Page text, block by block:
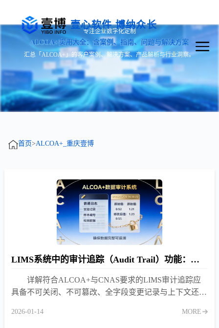
壹心软件 博纳众长
专注企业数字化定制
ALCOA+实用大全：含案例、指南、问题与解决方案
汇总「ALCOA+」的客户案例、解决方案、产品解析与行业洞察。
首页>ALCOA+_重庆壹博
LIMS系统中的审计追踪（Audit Trail）功能：不只是日志那么简单
详解符合ALCOA+与CNAS要求的LIMS审计追踪应
具备不可关闭、不可篡改、全字段变更记录与上下文还原
2026-01-14 MORE